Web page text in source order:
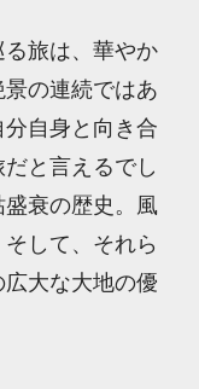
旅は、華やか
の連続ではあ
自身と向き合
と言えるでし
盛衰の歴史。風
して、それら
大な大地の優